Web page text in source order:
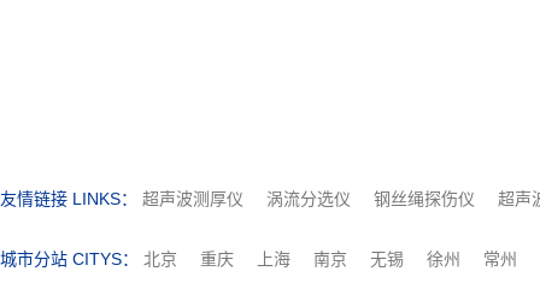
友情链接 LINKS： 超声波测厚仪 涡流分选仪 钢丝绳探伤仪 超声
城市分站 CITYS： 北京 重庆 上海 南京 无锡 徐州 常州